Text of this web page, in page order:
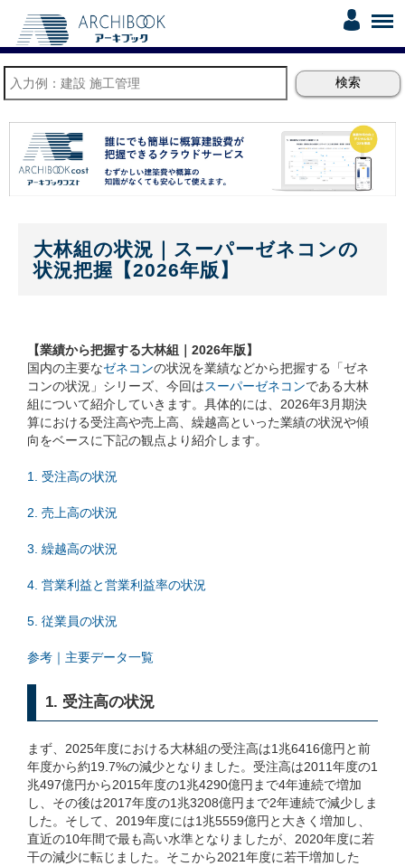
大林組の状況｜スーパーゼネコンの
状況把握【2026年版】
【業績から把握する大林組｜2026年版】
国内の主要なゼネコンの状況を業績などから把握する「ゼネ
コンの状況」シリーズ、今回はスーパーゼネコンである大林
組について紹介していきます。具体的には、2026年3月期決
算における受注高や売上高、繰越高といった業績の状況や傾
向をベースに下記の観点より紹介します。
1. 受注高の状況
2. 売上高の状況
3. 繰越高の状況
4. 営業利益と営業利益率の状況
5. 従業員の状況
参考｜主要データ一覧
1. 受注高の状況
まず、2025年度における大林組の受注高は1兆6416億円と前
年度から約19.7%の減少となりました。受注高は2011年度の1
兆497億円から2015年度の1兆4290億円まで4年連続で増加
し、その後は2017年度の1兆3208億円まで2年連続で減少しま
した。そして、2019年度には1兆5559億円と大きく増加し、
直近の10年間で最も高い水準となりましたが、2020年度に若
干の減少に転じました。そこから2021年度に若干増加した